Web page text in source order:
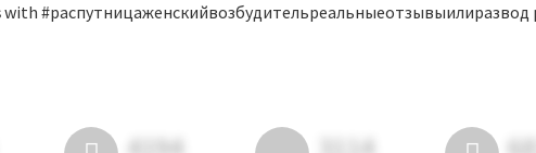
with #распутницаженскийвозбудительреальныеотзывыилиразвод